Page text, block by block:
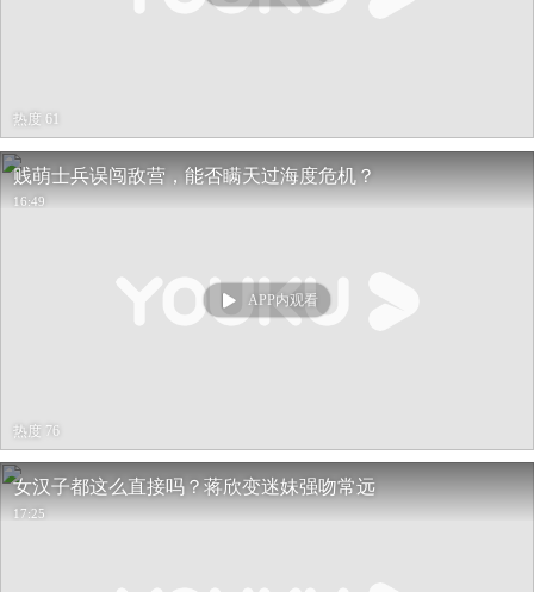
热度 61
贱萌士兵误闯敌营，能否瞒天过海度危机？
16:49
APP内观看
热度 76
女汉子都这么直接吗？蒋欣变迷妹强吻常远
17:25